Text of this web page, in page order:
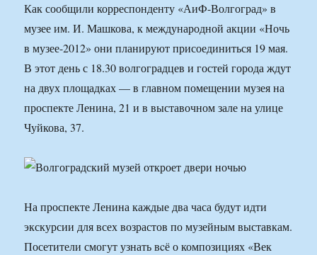
Как сообщили корреспонденту «АиФ-Волгоград» в
музее им. И. Машкова, к международной акции «Ночь
в музее-2012» они планируют присоединиться 19 мая.
В этот день с 18.30 волгоградцев и гостей города ждут
на двух площадках — в главном помещении музея на
проспекте Ленина, 21 и в выставочном зале на улице
Чуйкова, 37.
На проспекте Ленина каждые два часа будут идти
экскурсии для всех возрастов по музейным выставкам.
Посетители смогут узнать вcё о композициях «Век